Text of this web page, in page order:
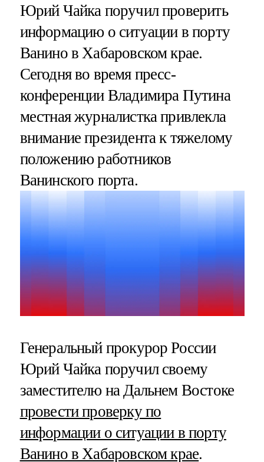
Юрий Чайка поручил проверить
информацию о ситуации в порту
Ванино в Хабаровском крае.
Сегодня во время пресс-
конференции Владимира Путина
местная журналистка привлекла
внимание президента к тяжелому
положению работников
Ванинского порта.
Генеральный прокурор России
Юрий Чайка поручил своему
заместителю на Дальнем Востоке
провести проверку по
информации о ситуации в порту
Ванино в Хабаровском крае.